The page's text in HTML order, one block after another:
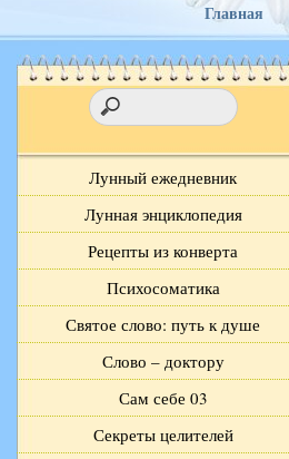
Главная
Лунный ежедневник
Лунная энциклопедия
Рецепты из конверта
Психосоматика
Святое слово: путь к душе
Слово – доктору
Сам себе 03
Секреты целителей